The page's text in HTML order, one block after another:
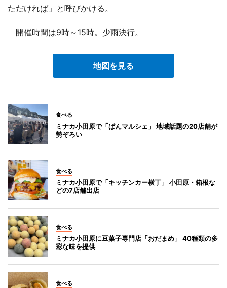
ただければ」と呼びかける。
開催時間は9時～15時。少雨決行。
地図を見る
食べる
ミナカ小田原で「ぱんマルシェ」 地域話題の20店舗が
勢ぞろい
食べる
ミナカ小田原で「キッチンカー横丁」 小田原・箱根な
どの7店舗出店
食べる
ミナカ小田原に豆菓子専門店「おだまめ」 40種類の多
彩な味を提供
食べる